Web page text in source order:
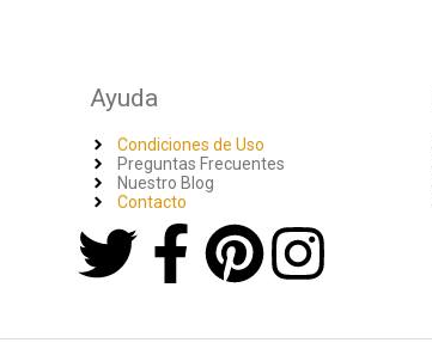
Ayuda
Condiciones de Uso
Preguntas Frecuentes
Nuestro Blog
Contacto